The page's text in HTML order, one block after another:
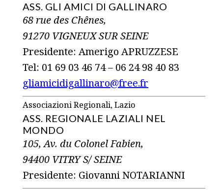
ASS. GLI AMICI DI GALLINARO
68 rue des Chênes,
91270 VIGNEUX SUR SEINE
Presidente: Amerigo APRUZZESE
Tel: 01 69 03 46 74 – 06 24 98 40 83
gliamicidigallinaro@free.fr
Associazioni Regionali, Lazio
ASS. REGIONALE LAZIALI NEL
MONDO
105, Av. du Colonel Fabien,
94400 VITRY S/ SEINE
Presidente: Giovanni NOTARIANNI